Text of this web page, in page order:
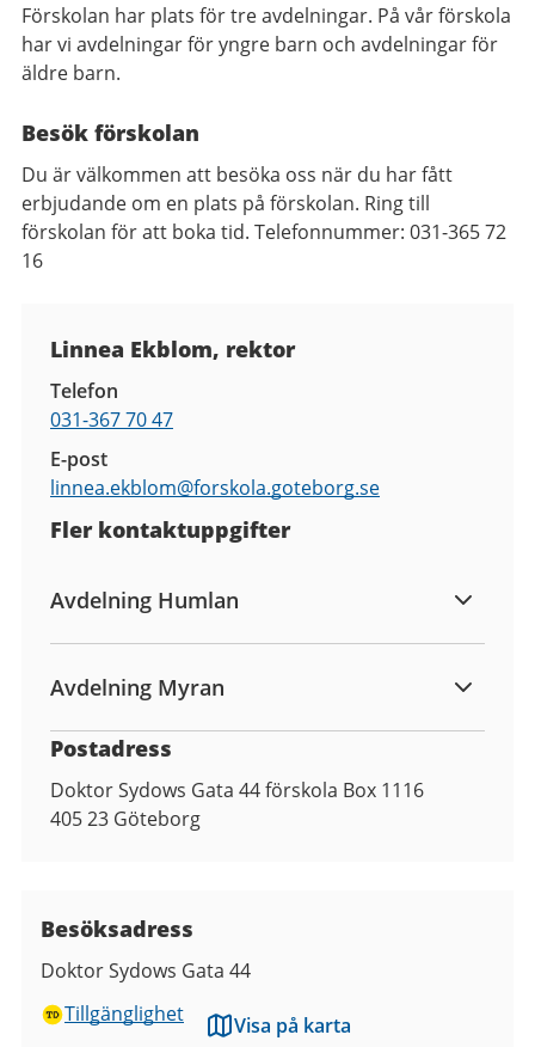
Förskolan har plats för tre avdelningar. På vår förskola
har vi avdelningar för yngre barn och avdelningar för
äldre barn.
Besök förskolan
Du är välkommen att besöka oss när du har fått
erbjudande om en plats på förskolan. Ring till
förskolan för att boka tid. Telefonnummer: 031-365 72
16
Linnea Ekblom, rektor
Telefon
031-367 70 47
E-post
linnea.ekblom@forskola.goteborg.se
Fler kontaktuppgifter
Avdelning Humlan
Avdelning Myran
Postadress
Doktor Sydows Gata 44 förskola Box 1116
405 23 Göteborg
Besöksadress
Doktor Sydows Gata 44
Tillgänglighet
Visa på karta